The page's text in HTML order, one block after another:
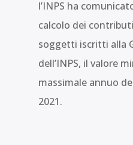
l’INPS ha
calcolo dei
soggetti iscritti alla
dell’INPS, il valore
massimale annuo
2021.